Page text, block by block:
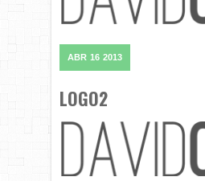
ABR 16 2013
LOGO2